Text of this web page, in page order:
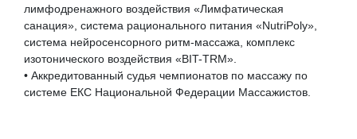
лимфодренажного воздействия «Лимфатическая
санация», система рационального питания «NutriPoly»,
система нейросенсорного ритм-массажа, комплекс
изотонического воздействия «BIT-TRM».
• Аккредитованный судья чемпионатов по массажу по
системе ЕКС Национальной Федерации Массажистов.